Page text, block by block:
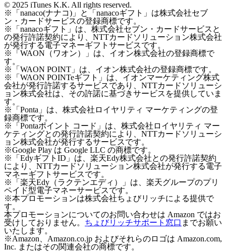
© 2025 iTunes K.K. All rights reserved.
※「nanaco(ナナコ)」と「nanacoギフト」は株式会社セブ
ン・カードサービスの登録商標です。
※「nanacoギフト」は、株式会社セブン・カードサービスと
の発行許諾契約により、NTTカードソリューション株式会社
が発行する電子マネーギフトサービスです。
※「WAON（ワオン）」は、イオン株式会社の登録商標で
す。
※「WAON POINT」は、イオン株式会社の登録商標です。
※「WAON POINTeギフト」は、イオンマーケティング株式
会社が発行許諾するサービスであり、NTTカードソリューシ
ョン株式会社は、その許諾に基づきサービスを提供していま
す。
※「Ponta」は、株式会社ロイヤリティ マーケティングの登
録商標です。
※「Pontaポイント コード」は、株式会社ロイヤリティ マー
ケティングとの発行許諾契約により、NTTカードソリューシ
ョン株式会社が発行するサービスです。
※Google Play は Google LLC の商標です。
※「EdyギフトID」は、楽天Edy株式会社との発行許諾契約
により、NTTカードソリューション株式会社が発行する電子
マネーギフトサービスです。
※「楽天Edy（ラクテンエディ）」は、楽天グループのプリ
ペイド型電子マネーサービスです。
※本プロモーションは株式会社ちょびリッチによる提供で
す。
本プロモーションについてのお問い合わせは Amazon ではお
受けしておりません。 ちょびリッチサポート窓口 までお願い
いたします。
※Amazon、Amazon.co.jp およびそれらのロゴは Amazon.com,
Inc. またはその関連会社の商標です。